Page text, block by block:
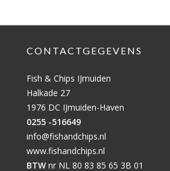
CONTACTGEGEVENS
Fish & Chips IJmuiden
Halkade 27
1976 DC IJmuiden-Haven
0255 -516649
info@fishandchips.nl
www.fishandchips.nl
BTW nr NL 80 83 85 65 3B 01